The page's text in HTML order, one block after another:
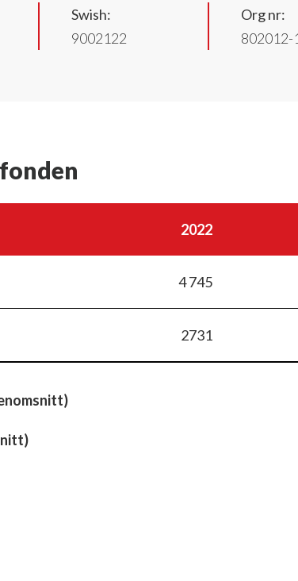
Swish:
9002122
Org nr:
802012-
2022
4 745
2731